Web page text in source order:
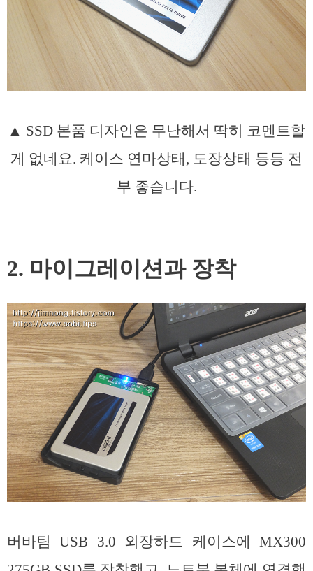
▲ SSD 본품 디자인은 무난해서 딱히 코멘트할
게 없네요. 케이스 연마상태, 도장상태 등등 전
부 좋습니다.
2. 마이그레이션과 장착
버바팀 USB 3.0 외장하드 케이스에 MX300